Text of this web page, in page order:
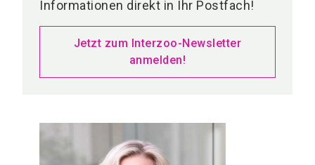
Informationen direkt in Ihr Postfach!
Jetzt zum Interzoo-Newsletter
anmelden!